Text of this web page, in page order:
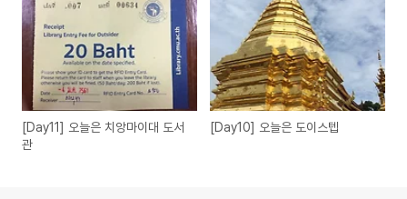
[Day11] 오늘은 치앙마이대 도서
관
[Day10] 오늘은 도이스텝